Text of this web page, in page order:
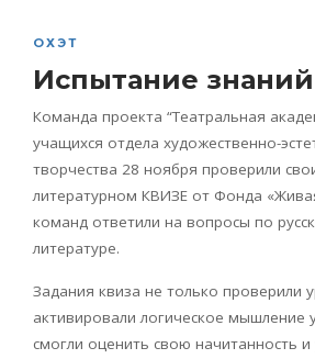
ОХЭТ
Испытание знаний
Команда проекта “Театральная
учащихся отдела художественно-
творчества 28 ноября проверили
литературном КВИЗЕ от Фонда
команд ответили на вопросы по
литературе.
Задания квиза не только проверили
активировали логическое мышление
смогли оценить свою начитанность